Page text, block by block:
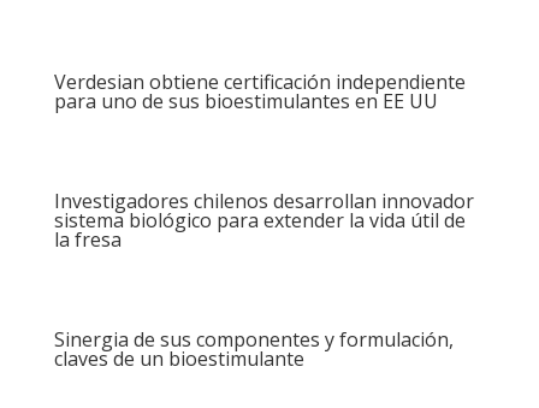
Verdesian obtiene certificación independiente
para uno de sus bioestimulantes en EE UU
Investigadores chilenos desarrollan innovador
sistema biológico para extender la vida útil de
la fresa
Sinergia de sus componentes y formulación,
claves de un bioestimulante